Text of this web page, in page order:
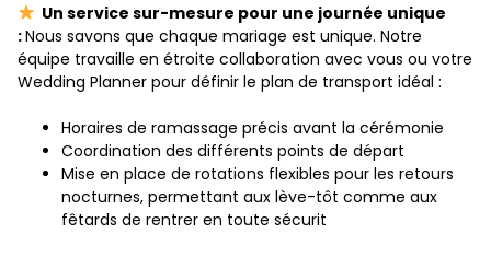
Un service sur-mesure pour une journée unique
:Nous savons que chaque mariage est unique. Notre
équipe travaille en étroite collaboration avec vous ou votre
Wedding Planner pour définir le plan de transport idéal :
Horaires de ramassage précis avant la cérémonie
Coordination des différents points de départ
Mise en place de rotations flexibles pour les retours
nocturnes, permettant aux lève-tôt comme aux
fêtards de rentrer en toute sécurit